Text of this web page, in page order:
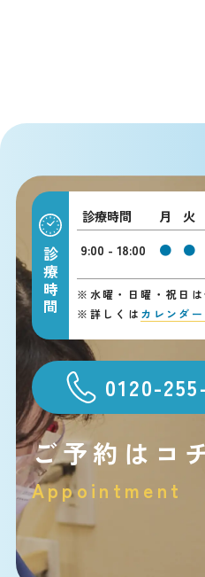
診療時間
診療時間 月 火
9:00 - 18:00
● ●
※ 水曜・日曜・祝日
※ 詳しくは カレンダー
0120-
ご予約はコ
Appointment